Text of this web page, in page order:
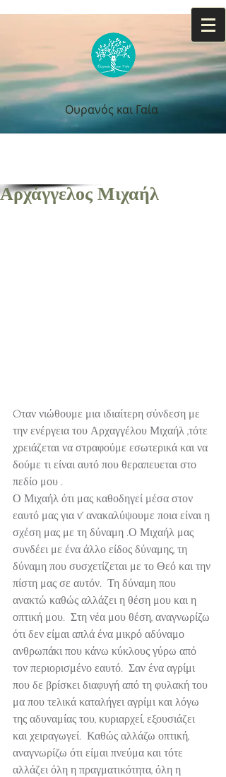
Ουρανός και Γαία
Ουρανός και Γαία
Αρχάγγελος Μιχαήλ
Oταν νιώθουμε μια ιδιαίτερη σύνδεση με
την ενέργεια του Αρχαγγέλου Μιχαήλ ,τότε
χρειάζεται να στραφούμε εσωτερικά και να
δούμε τι είναι αυτό που θεραπευεται στο
πεδίο μου .
Ο Μιχαήλ ότι μας καθοδηγεί μέσα στον
εαυτό μας για ν’ ανακαλύψουμε ποια είναι η
σχέση μας με τη δύναμη .Ο Μιχαήλ μας
συνδέει με ένα άλλο είδος δύναμης, τη
δύναμη που συσχετίζεται με το Θεό και την
πίστη μας σε αυτόν.  Τη δύναμη που
ανακτώ καθώς αλλάζει η θέση μου και η
οπτική μου.  Στη νέα μου θέση, αναγνωρίζω
ότι δεν είμαι απλά ένα μικρό αδύναμο
ανθρωπάκι που κάνω κύκλους γύρω από
τον περιορισμένο εαυτό.  Σαν ένα αγρίμι
που δε βρίσκει διαφυγή από τη φυλακή του
μα που τελικά καταλήγει αγρίμι και λόγω
της αδυναμίας του, κυριαρχεί, εξουσιάζει
και χειραγωγεί.  Καθώς αλλάζω οπτική,
αναγνωρίζω ότι είμαι πνεύμα και τότε
αλλάζει όλη η πραγματικότητα, όλη η